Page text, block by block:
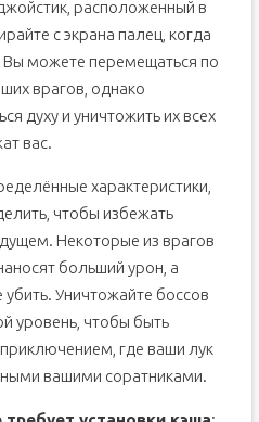
расположенный в
с экрана палец, когда
Вы можете перемещаться по
врагов, однако
духу и уничтожить их всех
вас.
характеристики,
чтобы избежать
Некоторые из врагов
больший урон, а
Уничтожайте боссов
уровень, чтобы быть
где ваши лук
вашими соратниками.